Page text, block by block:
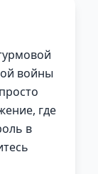
войны
где
в